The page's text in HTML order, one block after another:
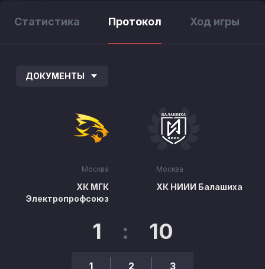
Статистика Протокол Ход игры
ДОКУМЕНТЫ
Москва
ХК МГК
Электропрофсоюз
1 : 10
1 2 3
Москва
ХК НИИИ Балашиха